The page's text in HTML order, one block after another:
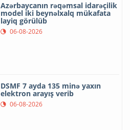
Azərbaycanın rəqəmsal idarəçilik
model iki beynəlxalq mükafata
layiq görülüb
06-08-2026
DSMF 7 ayda 135 minə yaxın
elektron arayış verib
06-08-2026